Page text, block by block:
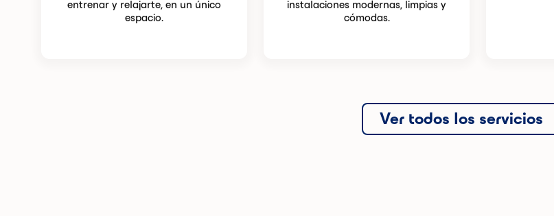
entrenar y relajarte, en un único
espacio.
instalaciones modernas, limpias y
cómodas.
Ver todos los servicios